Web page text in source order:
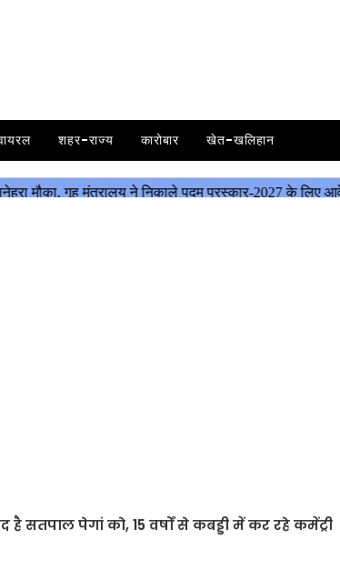
शहर-राज्य कारोबार खेत-खलिहान
सतपाल पेगां को, 15 वर्षों से कबड्डी में कर रहे कमेंट्री